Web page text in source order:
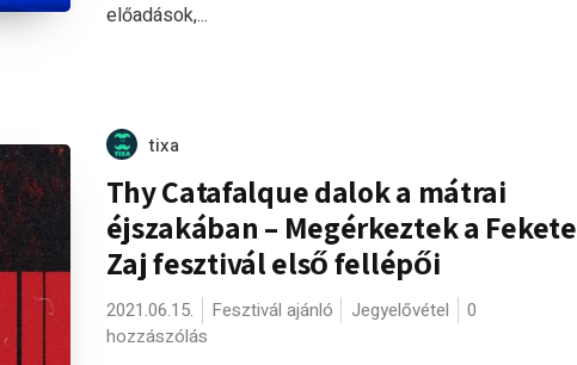
előadások,...
tixa
Thy Catafalque dalok a mátrai
éjszakában – Megérkeztek a Fekete
Zaj fesztivál első fellépői
2021.06.15. Fesztivál ajánló Jegyelővétel
0
hozzászólás